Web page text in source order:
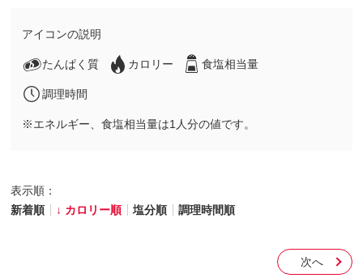
アイコンの説明
たんぱく質 カロリー 食塩相当量
調理時間
※エネルギー、食塩相当量は1人分の値です。
表示順：
新着順
カロリー順 塩分順 調理時間順
次へ